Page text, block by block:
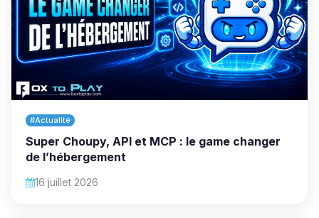
#Actualité
Super Choupy, API et MCP : le game changer
de l’hébergement
16 juillet 2026